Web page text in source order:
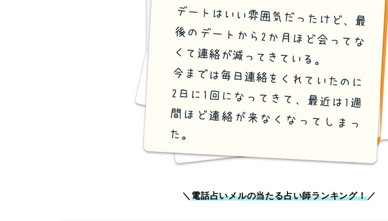
＼電話占いメルの当たる占い師ランキング！／